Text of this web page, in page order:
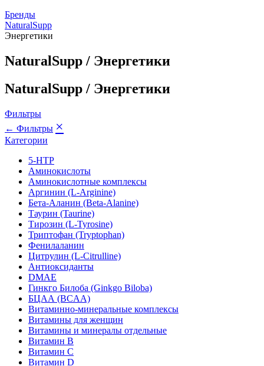
Бренды
NaturalSupp
Энергетики
NaturalSupp / Энергетики
NaturalSupp / Энергетики
Фильтры
← Фильтры ×
Категории
5-HTP
Аминокислоты
Аминокислотные комплексы
Аргинин (L-Arginine)
Бета-Аланин (Beta-Alanine)
Таурин (Taurine)
Тирозин (L-Tyrosine)
Триптофан (Tryptophan)
Фенилаланин
Цитрулин (L-Citrulline)
Антиоксиданты
DMAE
Гинкго Билоба (Ginkgo Biloba)
БЦАА (BCAA)
Витаминно-минеральные комплексы
Витамины для женщин
Витамины и минералы отдельные
Витамин B
Витамин C
Витамин D